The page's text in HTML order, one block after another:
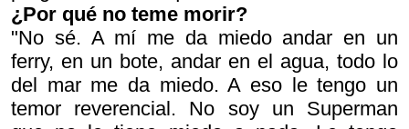
¿Por qué no teme morir?
"No sé. A mí me da miedo andar en un
ferry, en un bote, andar en el agua, todo lo
del mar me da miedo. A eso le tengo un
temor reverencial. No soy un Superman